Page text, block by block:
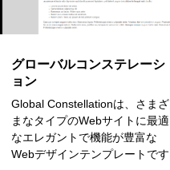
グローバルコンステレーシ
ョン
Global Constellationは、さまざ
まなタイプのWebサイトに最適
なエレガントで機能が豊富な
Webデザインテンプレートです